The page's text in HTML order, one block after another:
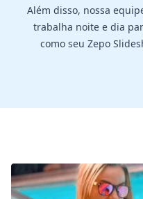
Além disso, nossa
trabalha noite e dia
como seu Zepo